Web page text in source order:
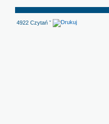
4922 Czytań ˇ